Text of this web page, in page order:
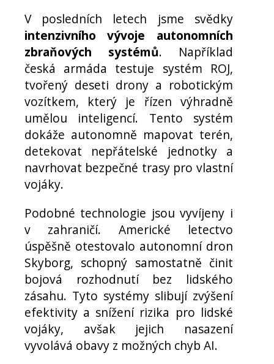
V posledních letech jsme svědky
intenzivního vývoje autonomních
zbraňových systémů. Například
česká armáda testuje systém ROJ,
tvořený deseti drony a robotickým
vozítkem, který je řízen výhradně
umělou inteligencí. Tento systém
dokáže autonomně mapovat terén,
detekovat nepřátelské jednotky a
navrhovat bezpečné trasy pro vlastní
vojáky.
Podobné technologie jsou vyvíjeny i
v zahraničí. Americké letectvo
úspěšně otestovalo autonomní dron
Skyborg, schopný samostatně činit
bojová rozhodnutí bez lidského
zásahu. Tyto systémy slibují zvýšení
efektivity a snížení rizika pro lidské
vojáky, avšak jejich nasazení
vyvolává obavy z možných chyb AI.